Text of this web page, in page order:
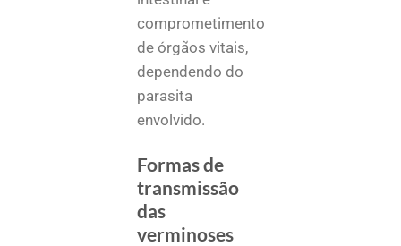
comprometimento
de órgãos vitais,
dependendo do
parasita
envolvido.
Formas de
transmissão
das
verminoses